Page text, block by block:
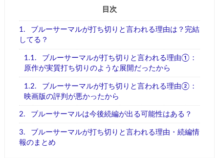
目次
1.
ブルーサーマルが打ち切りと言われる理由は？完結
してる？
1.1.
ブルーサーマルが打ち切りと言われる理由①：
原作が実質打ち切りのような展開だったから
1.2.
ブルーサーマルが打ち切りと言われる理由②：
映画版の評判が悪かったから
2. ブルーサーマルは今後続編が出る可能性はある？
3.
ブルーサーマルが打ち切りと言われる理由・続編情
報のまとめ